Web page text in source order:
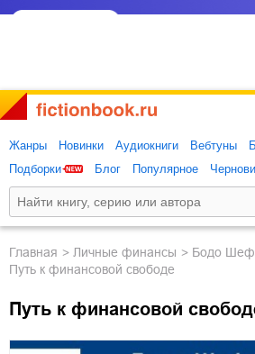
Жанры Новинки Аудиокниги Вебтуны
Подборки
Блог Популярное
Главная личные финансы
Бодо
Путь к финансовой свободе
Путь к финансовой